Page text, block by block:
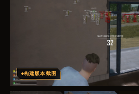
构建版本截图